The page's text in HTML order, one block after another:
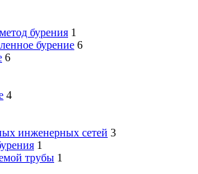
бурения 1
бурение 6
6
4
инженерных сетей 3
1
трубы 1